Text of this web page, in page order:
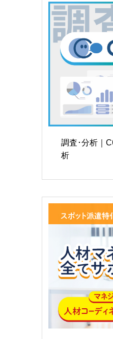
調査･分析｜
析